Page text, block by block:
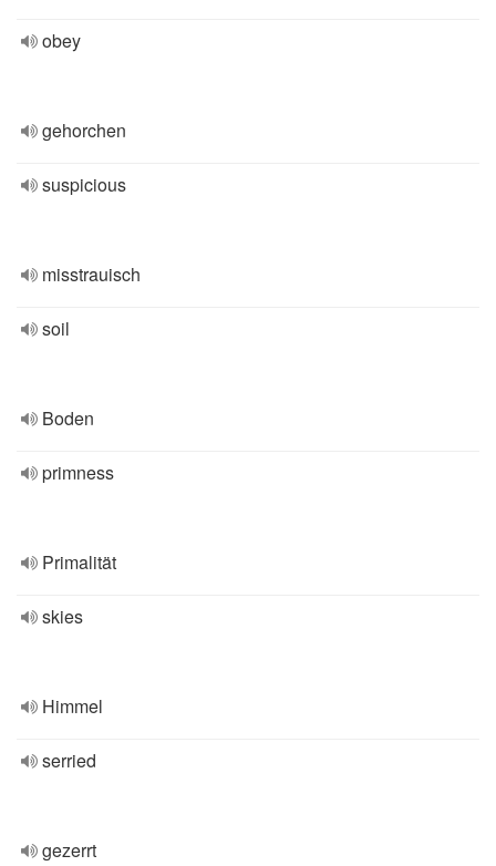
obey
gehorchen
suspicious
misstrauisch
soil
Boden
primness
Primalität
skies
Himmel
serried
gezerrt